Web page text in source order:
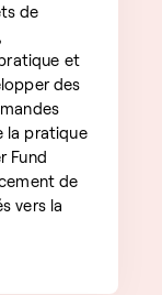
de
et
des
la pratique
Fund
de
vers la